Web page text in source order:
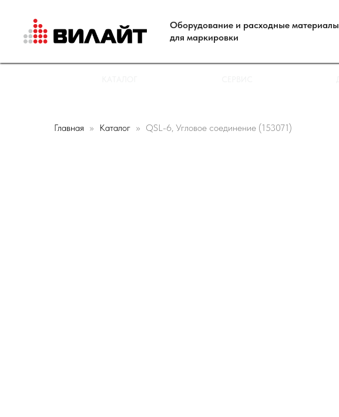
Оборудование и расходные материалы
для маркировки
Главная Каталог QSL-6, Угловое соединение (153071)